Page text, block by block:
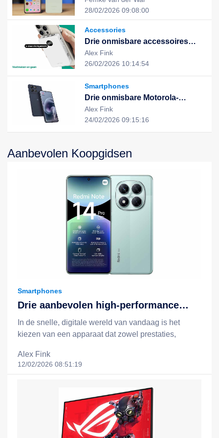
uitstekende prestaties en stijlvol
28/02/2026 09:08:00
Accessories
Drie onmisbare accessoires
voor een slimme, duurzame en
geïntegreerde digitale ervaring
Alex Fink
26/02/2026 10:14:54
Smartphones
Drie onmisbare Motorola-
apparaten voor een slimme,
efficiënte en duurzame digitale
Alex Fink
24/02/2026 09:15:16
Aanbevolen Koopgidsen
Smartphones
Drie aanbevolen high-performance
apparaten: Redmi Note 14, Redmi
Note 14 Pro 5G en het Xiaomi 15T +
Redmi Pad 2-combinatie
In de snelle, digitale wereld van vandaag is het
kiezen van een apparaat dat zowel prestaties,
prijs biedt, essentieel voor een efficiëntere en
gelukkigere levensstijl. Xiaomi staat bekend om zijn
middel van slimme, kostenefficiënte innovaties breidt
het technologie uit tot het dagelijks leven van
mensen uit alle lagen van de samenleving. In dit
artikel nemen we drie opvallende apparaten onder
Alex Fink
12/02/2026 08:51:19